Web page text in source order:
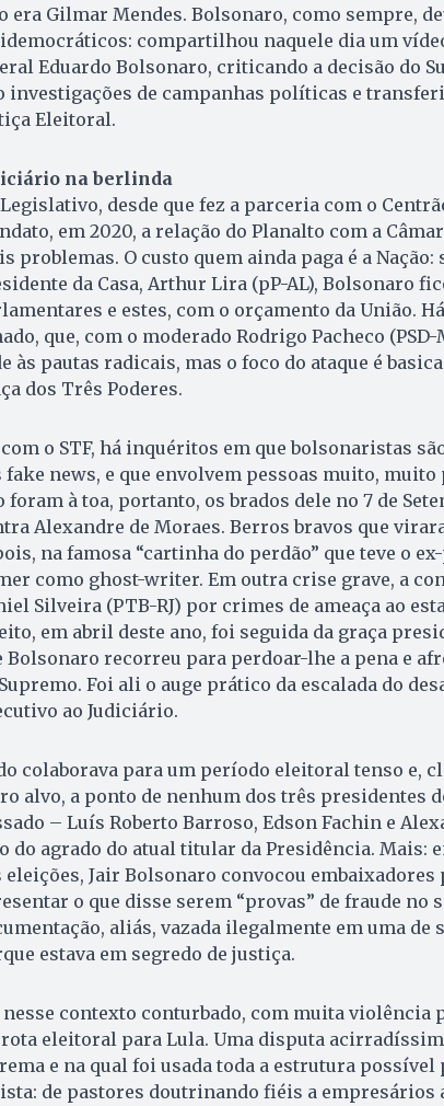
era Gilmar Mendes. Bolsonaro, como sempre,
compartilhou naquele dia um
Eduardo Bolsonaro, criticando a decisão do
investigações de campanhas políticas e
Eleitoral.
na berlinda
desde que fez a parceria com o
em 2020, a relação do Planalto com a
problemas. O custo quem ainda paga é a Nação:
da Casa, Arthur Lira (pP-AL), Bolsonaro
e estes, com o orçamento da União.
que, com o moderado Rodrigo Pacheco
às pautas radicais, mas o foco do ataque é
dos Três Poderes.
o STF, há inquéritos em que bolsonaristas
fake news, e que envolvem pessoas muito,
foram à toa, portanto, os brados dele no 7 de
Alexandre de Moraes. Berros bravos que
na famosa “cartinha do perdão” que teve o
como ghost-writer. Em outra crise grave, a
Silveira (PTB-RJ) por crimes de ameaça ao
em abril deste ano, foi seguida da graça
Bolsonaro recorreu para perdoar-lhe a pena e
Foi ali o auge prático da escalada do
ao Judiciário.
colaborava para um período eleitoral tenso e,
alvo, a ponto de nenhum dos três presidentes
– Luís Roberto Barroso, Edson Fachin e
do agrado do atual titular da Presidência. Mais:
eleições, Jair Bolsonaro convocou
o que disse serem “provas” de fraude no
aliás, vazada ilegalmente em uma de
estava em segredo de justiça.
nesse contexto conturbado, com muita violência
eleitoral para Lula. Uma disputa
e na qual foi usada toda a estrutura
de pastores doutrinando fiéis a empresários